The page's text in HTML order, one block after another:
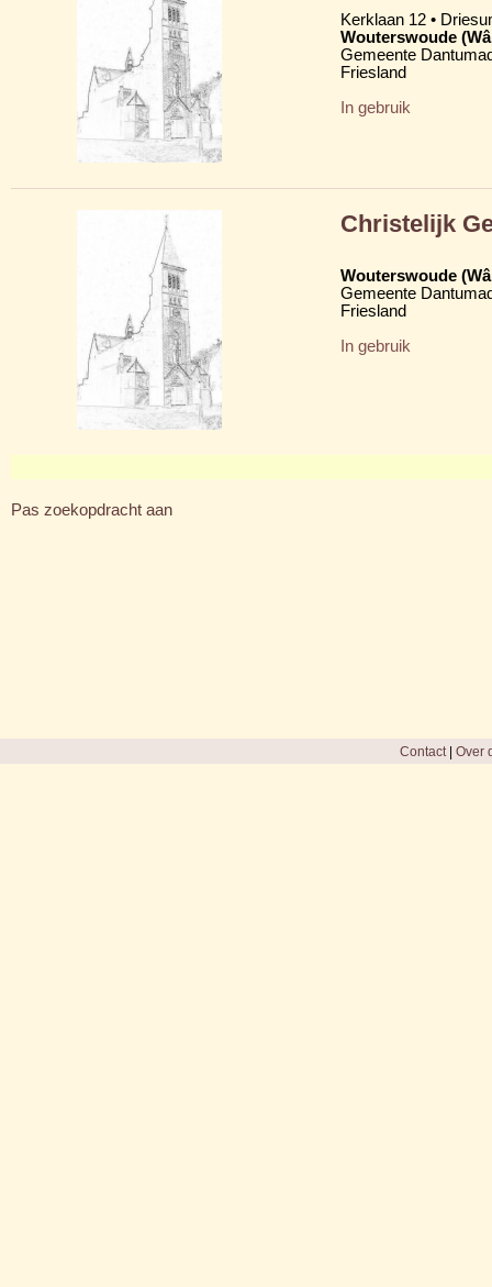
Kerklaan 12 •
Wouterswoude
Gemeente
Friesland
In gebruik
Christelijk
Wouterswoude
Gemeente
Friesland
In gebruik
Pas zoekopdracht aan
Contact| Over